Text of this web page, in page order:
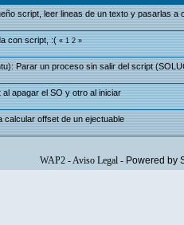
script, leer lineas de un texto y pasarlas a
con script, :( «1 2»
Parar un proceso sin salir del script
apagar el SO y otro al iniciar
calcular offset de un ejectuable
WAP2-Aviso Legal- Powered by